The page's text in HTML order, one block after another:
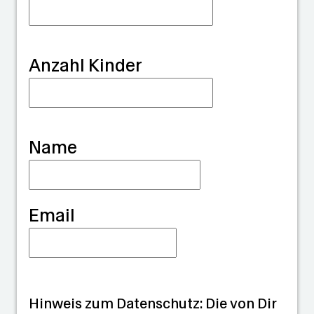
Anzahl Kinder
Name
Email
a
r
d
n
Hinweis zum Datenschutz: Die von Dir